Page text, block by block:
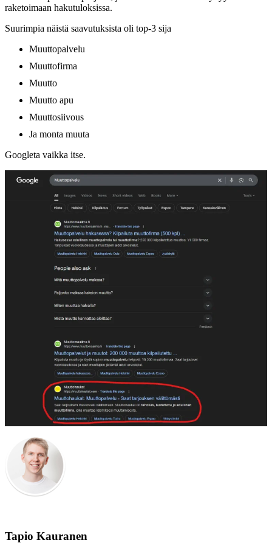
raketoimaan hakutuloksissa.
Suurimpia näistä saavutuksista oli top-3 sija
Muuttopalvelu
Muuttofirma
Muutto
Muutto apu
Muuttosiivous
Ja monta muuta
Googleta vaikka itse.
Tapio Kauranen